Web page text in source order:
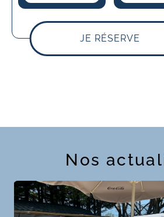
JE RÉSERVE
Nos